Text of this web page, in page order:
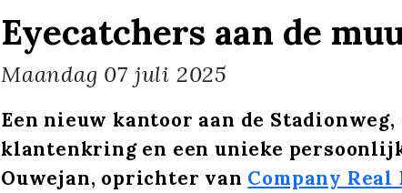
Eyecatchers aan de
Maandag 07 juli 2025
Een nieuw kantoor aan de Stadionweg,
klantenkring en een unieke
Ouwejan, oprichter van Company Real